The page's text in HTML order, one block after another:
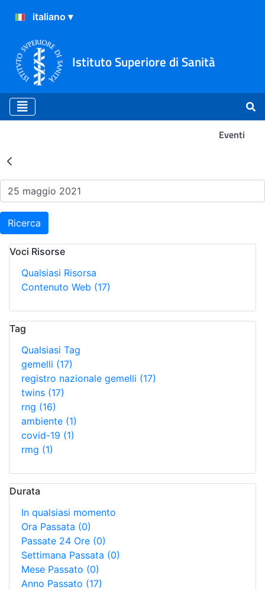
Istituto Superiore di Sanità
Eventi
Risultati della Ricerca -
Ricerca
Voci Risorse
Qualsiasi Risorsa
Contenuto Web (17)
Tag
Qualsiasi Tag
gemelli (17)
registro nazionale gemelli (17)
twins (17)
rng (16)
ambiente (1)
covid-19 (1)
rmg (1)
Durata
In qualsiasi momento
Ora Passata (0)
Passate 24 Ore (0)
Settimana Passata (0)
Mese Passato (0)
Anno Passato (17)